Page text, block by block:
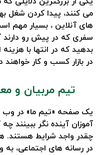
می کنند، پیدا کردن شغل
های آنلاین ، بسیار مهم
سفری که در پیش رو دارند
بدهید که در انتها با
در بازار کسب و کار
تیم مربیان و
یک صفحه «تیم ما» در وب
آموزان آینده نگر ببینند
چقدر واجد شرایط هستند.
در رسانه های اجتماعی، به